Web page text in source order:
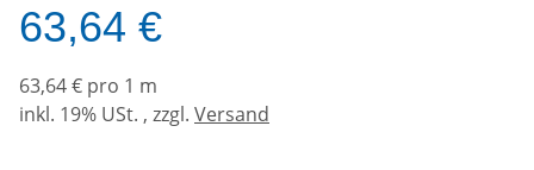
63,64 €
63,64 € pro 1 m
inkl. 19% USt. , zzgl. Versand